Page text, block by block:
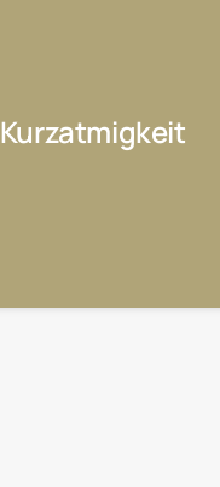
Kurzatmigkeit